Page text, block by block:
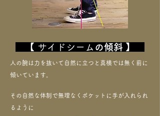
【 サイドシーム の傾斜 】
人の腕は力を抜いて自然に立つと真横では無く前に
傾いています。
その自然な体制で無理なくポケットに手が入れられ
るように